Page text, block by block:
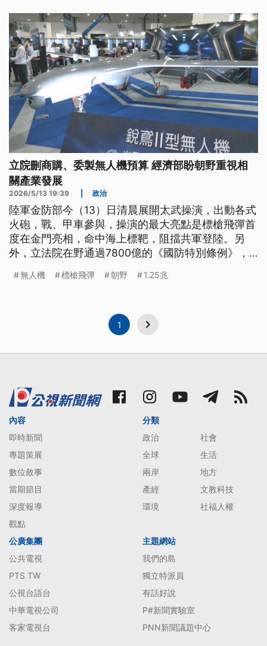
立院刪商購、委製無人機預算 經濟部盼朝野重視相
關產業發展
2026/5/13 19:39 政治
陸軍金防部今（13）日清晨展開太武操演，出動各式
火砲，戰、甲車參與，操演的最大亮點是標槍飛彈首
度在金門亮相，命中海上標靶，阻擋共軍登陸。另
外，立法院在野通過7800億的《國防特別條例》，
無人機產業專家小組共同召集人陳炳煇表示，台灣外
無人機 標槍飛彈 朝野 1.25兆
1
內容
即時新聞
專題策展
數位敘事
當期節目
深度報導
觀點
分類
政治
社會
全球
生活
兩岸
地方
產經
文教科技
環境
社福人權
公廣集團
公共電視
PTS TW
公視台語台
中華電視公司
客家電視台
主題網站
我們的島
獨立特派員
有話好說
P#新聞實驗室
PNN新聞議題中心